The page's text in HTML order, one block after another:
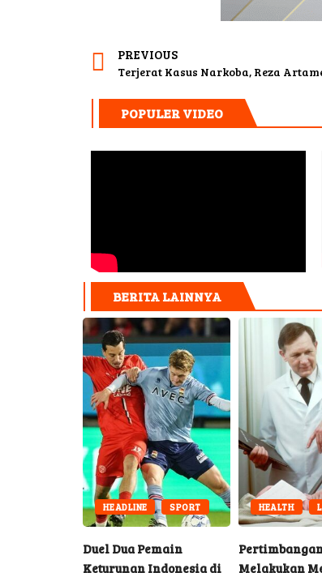
PREVIOUS
Terjerat Kasus Narkoba, Reza
POPULER VIDEO
BERITA LAINNYA
HEADLINE SPORT
Duel Dua Pemain
Keturunan Indonesia di
HEALTH
Melakukan